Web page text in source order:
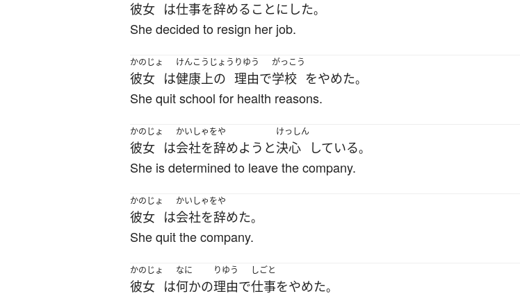
彼女 は仕事を辞める ことにした。
She decided to resign her job.
かのじょ
彼女 は
けんこうじょう
健康上の
りゆう
理由で
がっこう
学校 をやめた。
She quit school for health reasons.
かのじょ
彼女 は
かいしゃをや
会社を辞めよう と
けっしん
決心 している。
She is determined to leave the company.
かのじょ
彼女 は
かいしゃをや
会社を辞めた。
She quit the company.
かのじょ
彼女 は
なに
何かの
りゆう
理由で
しごと
仕事をやめた。